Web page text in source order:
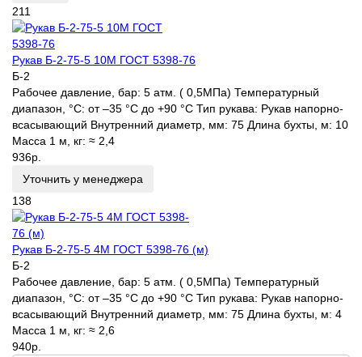
211
Рукав Б-2-75-5 10М ГОСТ 5398-76
Б-2
Рабочее давление, бар: 5 атм. ( 0,5МПа) Температурный
диапазон, °C: от –35 °С до +90 °С Тип рукава: Рукав напорно-
всасывающий Внутренний диаметр, мм: 75 Длина бухты, м: 10
Масса 1 м, кг: ≈ 2,4
936р.
Уточнить у менеджера
138
Рукав Б-2-75-5 4М ГОСТ 5398-76 (м)
Б-2
Рабочее давление, бар: 5 атм. ( 0,5МПа) Температурный
диапазон, °C: от –35 °С до +90 °С Тип рукава: Рукав напорно-
всасывающий Внутренний диаметр, мм: 75 Длина бухты, м: 4
Масса 1 м, кг: ≈ 2,6
940р.